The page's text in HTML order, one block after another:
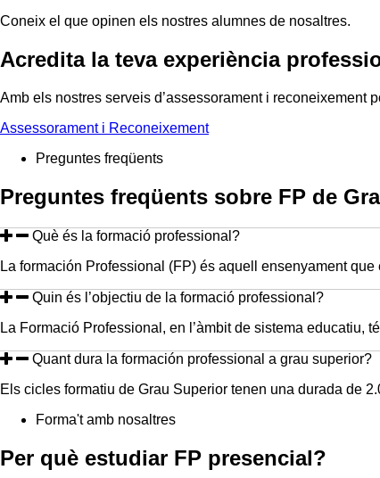
Coneix el que opinen els nostres alumnes de nosaltres.
Acredita la teva experiència
Amb els nostres serveis d’assessorament i reconeixement
Assessorament i Reconeixement
Preguntes freqüents
Preguntes freqüents sobre FP de
Què és la formació professional?
La formación Professional (FP) és aquell ensenyament
Quin és l’objectiu de la formació professional?
La Formació Professional, en l’àmbit de sistema educatiu,
Quant dura la formación professional a grau superior?
Els cicles formatiu de Grau Superior tenen una durada de
Forma't amb nosaltres
Per què estudiar FP presencial?